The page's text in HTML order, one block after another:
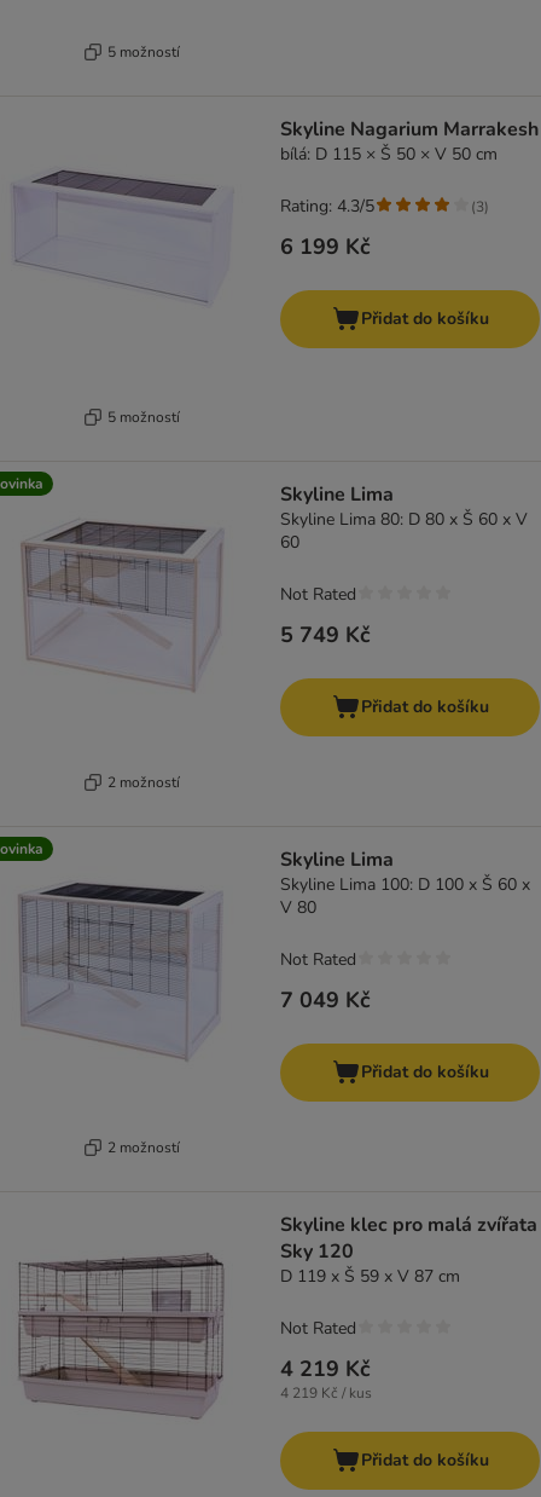
5 možností
5 možností
Skyline Nagarium Marrakesh
bílá: D 115 × Š 50 × V 50 cm
6 199 Kč
Rating: 4.3/5 (3)
Přidat do košíku
2 možností
Skyline Lima
Skyline Lima 80: D 80 x Š 60 x V
60
5 749 Kč
Not Rated
Přidat do košíku
2 možností
Skyline Lima
Skyline Lima 100: D 100 x Š 60 x
V 80
7 049 Kč
Not Rated
Přidat do košíku
Skyline klec pro malá zvířata
Sky 120
D 119 x Š 59 x V 87 cm
4 219 Kč
4 219 Kč / kus
Not Rated
Přidat do košíku